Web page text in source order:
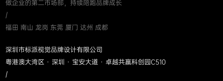
做企业的第二市场部，持续陪跑品牌成长
/
福田 南山 龙岗 东莞 厦门 达州 成都
深圳市标派视觉品牌设计有限公司
粤港澳大湾区 · 深圳 · 宝安大道 · 卓越共赢科创园C510
/